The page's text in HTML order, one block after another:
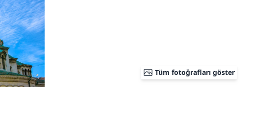
Tüm fotoğrafları göster